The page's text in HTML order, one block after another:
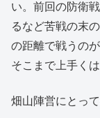
い。前回の防衛
るなど苦戦の末
の距離で戦うの
そこまで上手くは
畑山陣営にとっ